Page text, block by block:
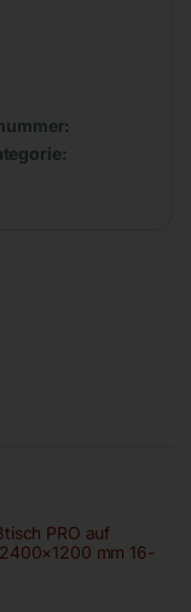
PRO auf
mm 16-